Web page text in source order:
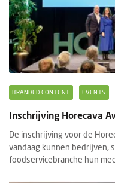
BRANDED CONTENT EVENTS
Inschrijving Horecava
De inschrijving voor de
vandaag kunnen bedrijven,
foodservicebranche hun